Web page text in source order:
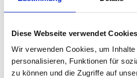
Diese Webseite verwendet Cookies
Wir verwenden Cookies, um
personalisieren, Funktionen für
zu können und die Zugriffe auf
Getreide-Aussaat
Deshalb haben Sie mit NEXT
sofort die Möglichkeit, die